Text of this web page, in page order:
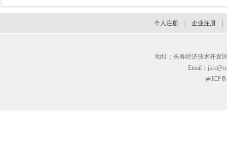
个人注册 企业注册
地址：长春经济技术开发
Email：
吉ICP